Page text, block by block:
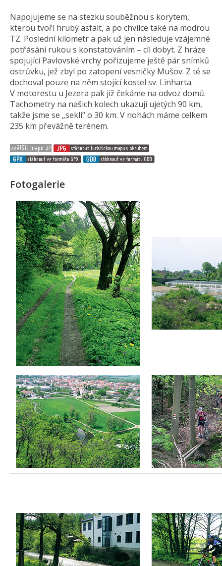
Napojujeme se na stezku souběžnou s korytem,
kterou tvoří hrubý asfalt, a po chvilce také na modrou
TZ. Poslední kilometr a pak už jen následuje vzájemné
potřásání rukou s konstatováním – cíl dobyt. Z hráze
spojující Pavlovské vrchy pořizujeme ještě pár snímků
ostrůvku, jež zbyl po zatopení vesničky Mušov. Z té se
dochoval pouze na něm stojící kostel sv. Linharta.
V motorestu u Jezera pak již čekáme na odvoz domů.
Tachometry na našich kolech ukazují ujetých 90 km,
takže jsme se „sekli“ o 30 km. V nohách máme celkem
235 km převážně terénem.
Fotogalerie